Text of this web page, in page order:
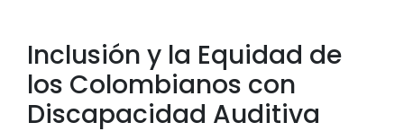
Inclusión y la Equidad de
los Colombianos con
Discapacidad Auditiva